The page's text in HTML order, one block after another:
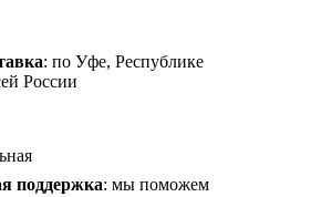
: по Уфе, Республике
России
поддержка: мы поможем